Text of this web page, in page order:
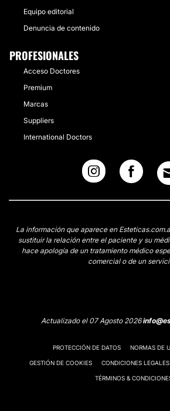
Equipo editorial
Denuncia de contenido
PROFESIONALES
Acceso Doctores
Premium
Marcas
Suppliers
International Doctors
La información que aparece en
sustituir la relación entre el paciente y su
hace apología de un tratamiento médico
comercial o de un
Actualizado el 07 Agosto 2026
PROTECCIÓN DE DATOS NORMAS DE
GESTIÓN DE COOKIES CONDICIONES LEGALES
TÉRMINOS &